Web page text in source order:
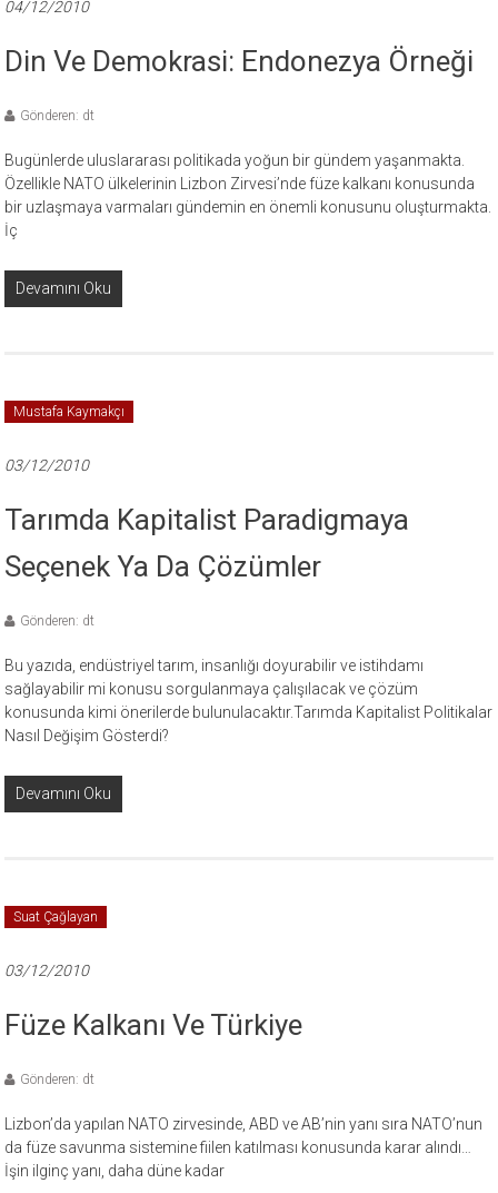
04/12/2010
Din Ve Demokrasi: Endonezya Örneği
Gönderen: dt
Bugünlerde uluslararası politikada yoğun bir gündem yaşanmakta.
Özellikle NATO ülkelerinin Lizbon Zirvesi’nde füze kalkanı konusunda
bir uzlaşmaya varmaları gündemin en önemli konusunu oluşturmakta.
İç
Devamını Oku
Mustafa Kaymakçı
03/12/2010
Tarımda Kapitalist Paradigmaya
Seçenek Ya Da Çözümler
Gönderen: dt
Bu yazıda, endüstriyel tarım, insanlığı doyurabilir ve istihdamı
sağlayabilir mi konusu sorgulanmaya çalışılacak ve çözüm
konusunda kimi önerilerde bulunulacaktır.Tarımda Kapitalist Politikalar
Nasıl Değişim Gösterdi?
Devamını Oku
Suat Çağlayan
03/12/2010
Füze Kalkanı Ve Türkiye
Gönderen: dt
Lizbon’da yapılan NATO zirvesinde, ABD ve AB’nin yanı sıra NATO’nun
da füze savunma sistemine fiilen katılması konusunda karar alındı…
İşin ilginç yanı, daha düne kadar